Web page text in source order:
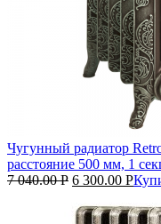
Чугунный радиатор
расстояние 500 мм, 1
7 040.00Р 6 300.00 Р